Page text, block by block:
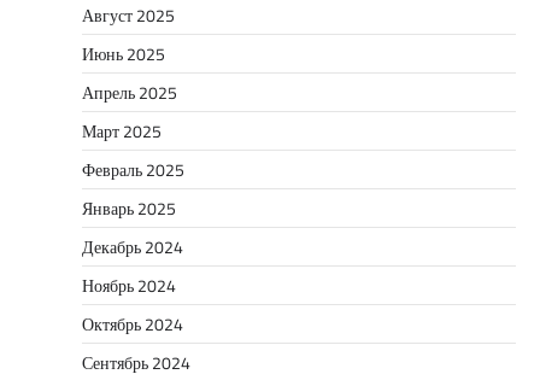
Август 2025
Июнь 2025
Апрель 2025
Март 2025
Февраль 2025
Январь 2025
Декабрь 2024
Ноябрь 2024
Октябрь 2024
Сентябрь 2024